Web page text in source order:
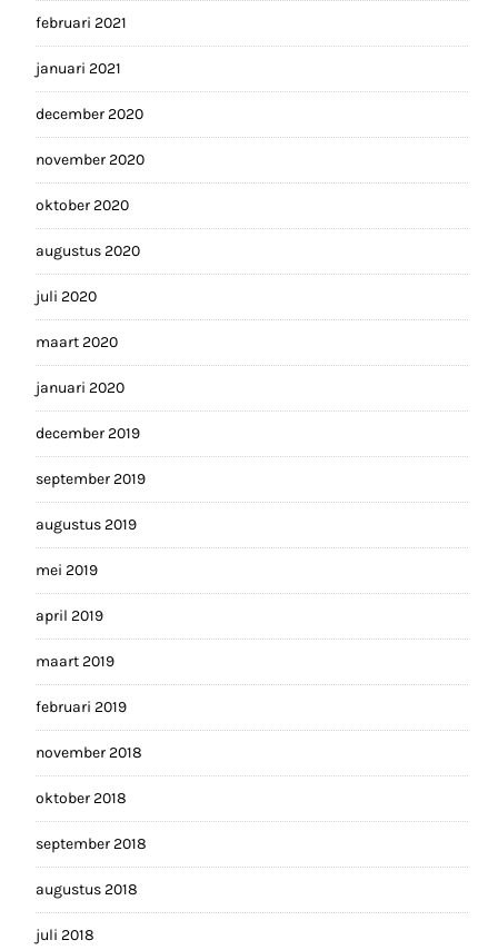
februari 2021
januari 2021
december 2020
november 2020
oktober 2020
augustus 2020
juli 2020
maart 2020
januari 2020
december 2019
september 2019
augustus 2019
mei 2019
april 2019
maart 2019
februari 2019
november 2018
oktober 2018
september 2018
augustus 2018
juli 2018